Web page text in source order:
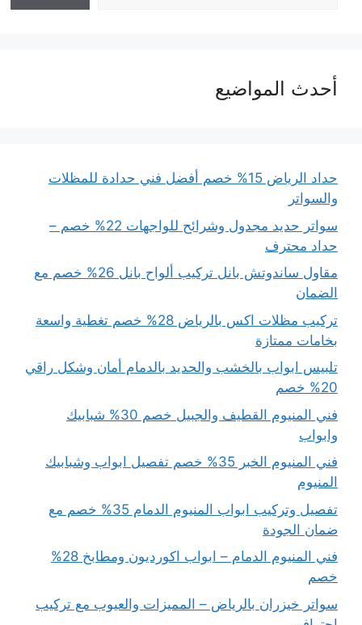
أحدث المواضيع
حداد الرياض 15% خصم أفضل فني حدادة للمظلات
والسواتر
سواتر حديد مجدول وشرائح للواجهات 22% خصم –
حداد محترف
مقاول ساندوتش بانل تركيب ألواح بانل 26% خصم مع
الضمان
تركيب مظلات اكس بالرياض 28% خصم تغطية واسعة
بخامات ممتازة
تلبيس ابواب بالخشب والحديد بالدمام أمان وشكل راقي
20% خصم
فني المنيوم القطيف والجبيل خصم 30% شبابيك
وابواب
فني المنيوم الخبر 35% خصم تفصيل ابواب وشبابيك
المنيوم
تفصيل وتركيب ابواب المنيوم الدمام 35% خصم مع
ضمان الجودة
فني المنيوم الدمام – ابواب اكورديون ومطابخ 28%
خصم
سواتر خيزران بالرياض – المميزات والعيوب مع تركيب